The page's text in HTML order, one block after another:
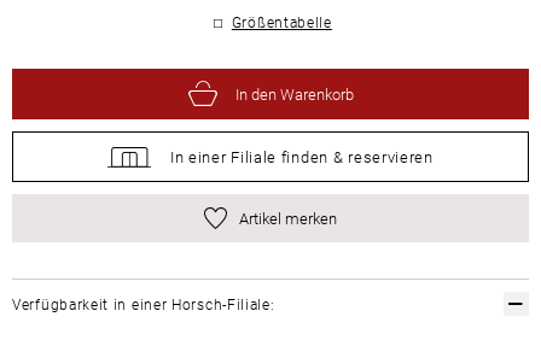
Größentabelle
In den Warenkorb
In einer Filiale finden & reservieren
Artikel merken
Verfügbarkeit in einer Horsch-Filiale: